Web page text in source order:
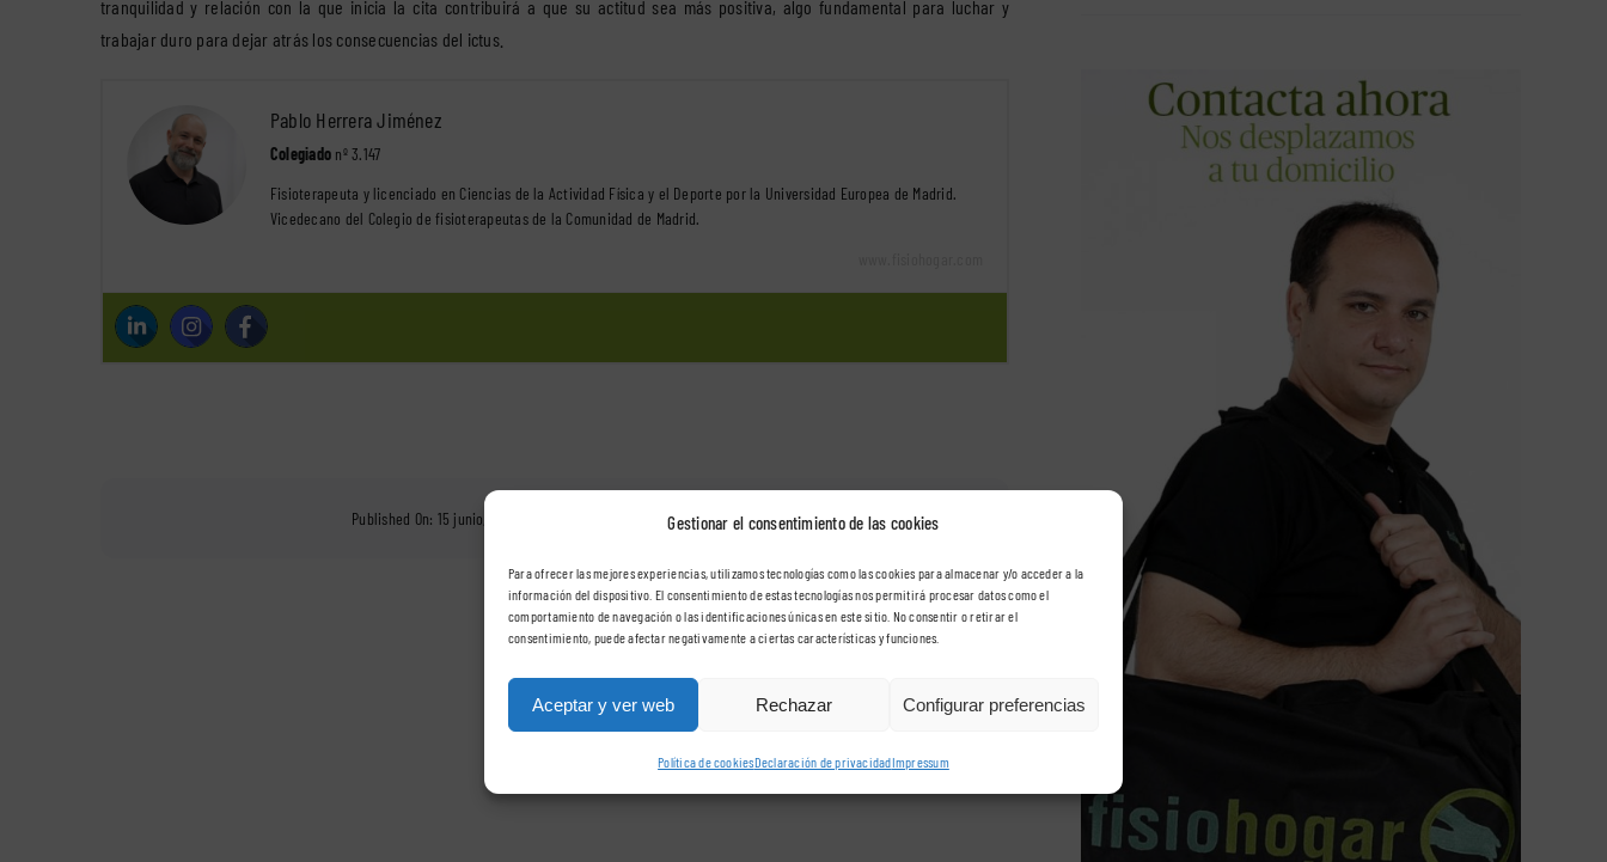
Gestionar el consentimiento de las cookies
Para ofrecer las mejores experiencias, utilizamos tecnologías como las cookies para almacenar y/o acceder a la
información del dispositivo. El consentimiento de estas tecnologías nos permitirá procesar datos como el
comportamiento de navegación o las identificaciones únicas en este sitio. No consentir o retirar el
consentimiento, puede afectar negativamente a ciertas características y funciones.
Aceptar y ver web Rechazar Configurar preferencias
Política de cookiesDeclaración de privacidadImpressum
tranquilidad y relación con la que inicia la cita contribuirá a que su actitud sea más positiva, algo fundamental para luchar y
trabajar duro para dejar atrás los consecuencias del ictus.
Pablo Herrera Jiménez
Colegiado nº 3.147
Fisioterapeuta y licenciado en Ciencias de la Actividad Física y el Deporte por la Universidad Europea de Madrid.
Vicedecano del Colegio de fisioterapeutas de la Comunidad de Madrid.
Published On: 15 junio, 2016 Fisioterapia neurológica